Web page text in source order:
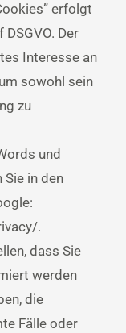
erfolgt
Der
Interesse an
sowohl sein
zu
und
Sie in den
.
dass Sie
werden
die
Fälle oder